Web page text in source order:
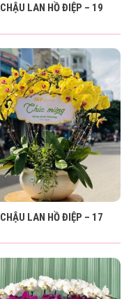
CHẬU LAN HỒ ĐIỆP – 19
CHẬU LAN HỒ ĐIỆP – 17